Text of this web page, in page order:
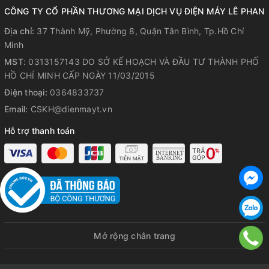
Tiện ích - Phụ kiện
- Giữ ấm cơm đến 24 giờ, hỗ trợ bạn điều chỉnh thời gian nấu
nướng linh hoạt hơn.
- Hẹn giờ nấu đến 15 giờ.
- Phụ kiện đi kèm nồi cơm điện: cốc đong, muỗng cơm,
muỗng canh và xửng hấp.
CÔNG TY CỔ PHẦN THƯƠNG MẠI DỊCH VỤ ĐIỆN MÁY LÊ PHAN
Địa chỉ: 37 Thành Mỹ, Phường 8, Quận Tân Bình, Tp.Hồ Chí
Minh
MST: 0313157143 DO SỞ KẾ HOẠCH VÀ ĐẦU TƯ THÀNH PHỐ
HỒ CHÍ MINH CẤP NGÀY 11/03/2015
Điện thoại: 0364833737
Email: CSKH@dienmayt.vn
Hỗ trợ thanh toán
Mở rộng chân trang